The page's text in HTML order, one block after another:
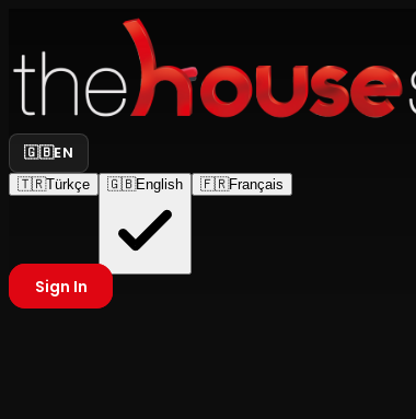
🇬🇧EN
🇹🇷Türkçe 🇬🇧English 🇫🇷Français
Sign In